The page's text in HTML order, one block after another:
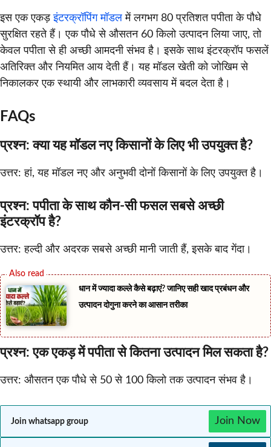
इस एक एकड़इंटरक्रॉपिंग मॉडल में लगभग 80 प्रतिशत पपीता के पौधे
सुरक्षित रहते हैं। एक पौधे से औसतन 60 किलो उत्पादन लिया जाए, तो
केवल पपीता से ही अच्छी आमदनी संभव है। इसके साथ इंटरक्रॉप फसलें
अतिरिक्त और नियमित आय देती हैं। यह मॉडल खेती को जोखिम से
निकालकर एक स्थायी और लाभकारी व्यवसाय में बदल देता है।
FAQs
प्रश्न: क्या यह मॉडल नए किसानों के लिए भी उपयुक्त है?
उत्तर: हां, यह मॉडल नए और अनुभवी दोनों किसानों के लिए उपयुक्त है।
प्रश्न: पपीता के साथ कौन-सी फसल सबसे अच्छी
इंटरक्रॉप है?
उत्तर: हल्दी और अदरक सबसे अच्छी मानी जाती हैं, इसके बाद गेंदा।
धान में ज्यादा कल्ले कैसे बढ़ाएं? जानिए सही खाद प्रबंधन और
उत्पादन दोगुना करने का आसान तरीका
प्रश्न: एक एकड़ में पपीता से कितना उत्पादन मिल सकता है?
उत्तर: औसतन एक पौधे से 50 से 100 किलो तक उत्पादन संभव है।
Join whatsapp group Join Now